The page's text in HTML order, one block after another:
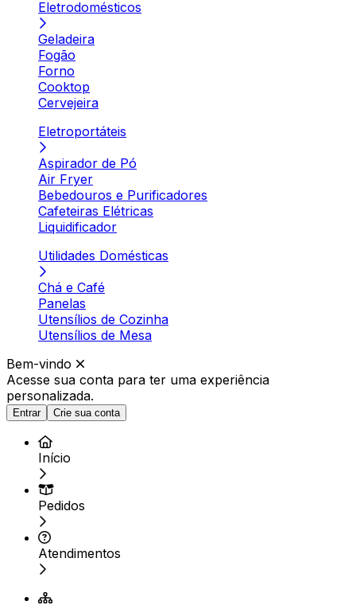
Eletrodomésticos
Geladeira
Fogão
Forno
Cooktop
Cervejeira
Eletroportáteis
Aspirador de Pó
Air Fryer
Bebedouros e Purificadores
Cafeteiras Elétricas
Liquidificador
Utilidades Domésticas
Chá e Café
Panelas
Utensílios de Cozinha
Utensílios de Mesa
Bem-vindo
Acesse sua conta para ter uma experiência
personalizada.
Entrar Crie sua conta
Início
Pedidos
Atendimentos